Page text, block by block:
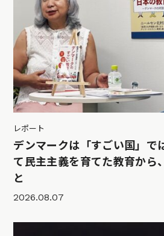
レポート
デンマークは「すごい国」で
て民主主義を育てた教育から
と
2026.08.07